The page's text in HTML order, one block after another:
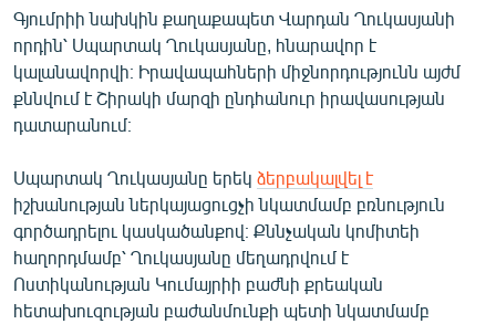
ՏԵՍԱՆՅՈՒԹԵՐ
ԲԱՆԱՎԵՃ
ՁԳՏԵԼՈՎ ԼԱՎԱԳՈՒՅՆԻՆ
Հայերեն
English
Русский
Գյումրիի նախկին քաղաքապետ Վարդան Ղուկասյանի
որդին՝ Սպարտակ Ղուկասյանը, հնարավոր է
կալանավորվի։ Իրավապահների միջնորդությունն այժմ
քննվում է Շիրակի մարզի ընդհանուր իրավասության
դատարանում։
Սպարտակ Ղուկասյանը երեկ ձերբակալվել է
իշխանության ներկայացուցչի նկատմամբ բռնություն
գործադրելու կասկածանքով։ Քննչական կոմիտեի
հաղորդմամբ՝ Ղուկասյանը մեղադրվում է
Ոստիկանության Կումայրիի բաժնի քրեական
հետախուզության բաժանմունքի պետի նկատմամբ